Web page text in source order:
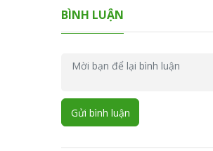
BÌNH LUẬN
Gửi bình luận